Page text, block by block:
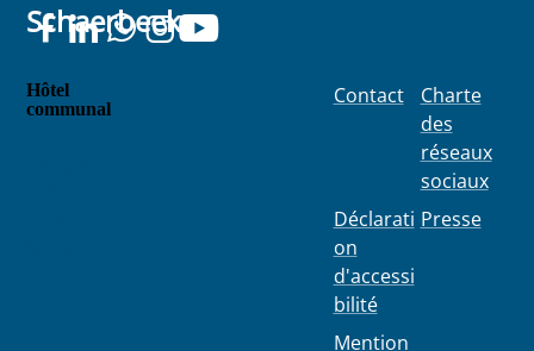
Schaerbeek
Hôtel
communal
Contact
Déclarati
on
d'accessi
bilité
Mention
Charte
des
réseaux
sociaux
Presse